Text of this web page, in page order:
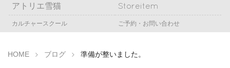
アトリエ雪猫 Storeitem
カルチャースクール ご予約・お問い合わせ
HOME ブログ 準備が整いました。